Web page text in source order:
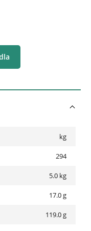
kg
294
5.0 kg
17.0 g
119.0 g